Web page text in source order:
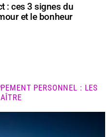
: ces 3 signes du
et le bonheur
PERSONNEL : LES